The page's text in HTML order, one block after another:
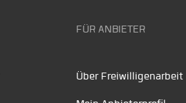
FÜR ANBIETER
Über Freiwilligenarbeit